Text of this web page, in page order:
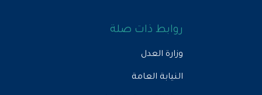
روابط ذات صلة
وزارة العدل
النيابة العامة